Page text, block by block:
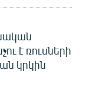
է ռուսների
կրկին